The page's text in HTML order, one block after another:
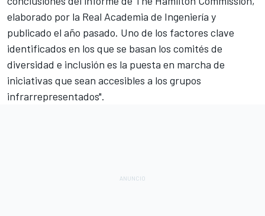
elaborado por la Real Academia de Ingeniería y
publicado el año pasado. Uno de los factores clave
identificados en los que se basan los comités de
diversidad e inclusión es la puesta en marcha de
iniciativas que sean accesibles a los grupos
infrarrepresentados".